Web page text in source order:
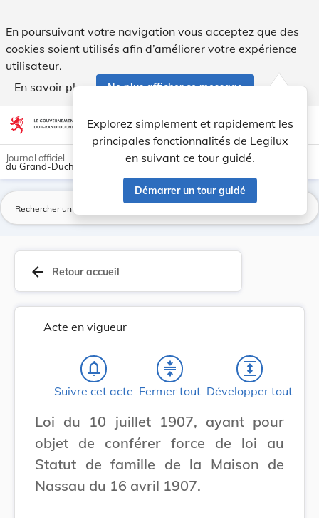
En poursuivant votre navigation vous acceptez que des
cookies soient utilisés afin d’améliorer votre expérience
utilisateur.
En savoir plus
Ne plus afficher ce message
Aller au contenu account_circle help Aide
Explorez simplement et rapidement les
principales fonctionnalités de Legilux
en suivant ce tour guidé.
Démarrer un tour guidé
light_mode dark_mode
Journal officiel
du Grand-Duché de Luxembourg
arrow_back Retour accueil
Acte en vigueur
notifications_none
Suivre cet acte
compress
Fermer tout
expand
Développer tout
Loi du 10 juillet 1907, ayant pour
objet de conférer force de loi au
Statut de famille de la Maison de
Nassau du 16 avril 1907.